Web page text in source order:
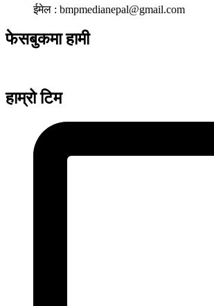
ईमेल : bmpmedianepal@gmail.com
फेसबुकमा हामी
हाम्रो टिम